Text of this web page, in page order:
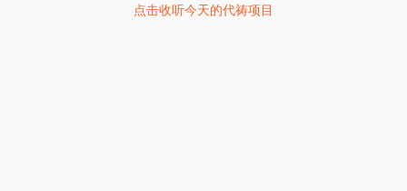
点击收听今天的代祷项目